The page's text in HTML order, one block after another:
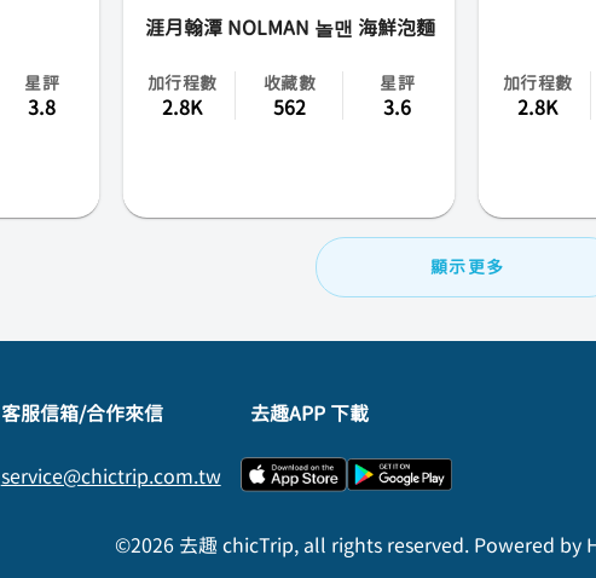
星評
3.8
涯月翰潭 NOLMAN 놀맨 海鮮泡麵
加行程數
2.8K
收藏數
562
星評
3.6
加行程數
2.8K
顯示更多
​客服信箱/合作來信
service@chictrip.com.tw
去趣APP 下載
©2026 去趣 chicTrip, all rights reserved. Powered